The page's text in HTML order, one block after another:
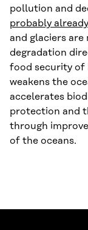
pollution and
probably
and glaciers
degradation
food security of
weakens the
accelerates
protection and
through
of the oceans.